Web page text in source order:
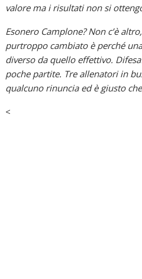
valore ma i risultati non si
Esonero Camplone? Non c’è
purtroppo cambiato è perché
diverso da quello effettivo.
poche partite. Tre allenatori in
qualcuno rinuncia ed è giusto
<